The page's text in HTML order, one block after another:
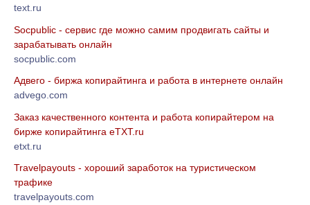
text.ru
Socpublic - сервис где можно самим продвигать сайты и
зарабатывать онлайн
socpublic.com
Адвего - биржа копирайтинга и работа в интернете онлайн
advego.com
Заказ качественного контента и работа копирайтером на
бирже копирайтинга eTXT.ru
etxt.ru
Travelpayouts - хороший заработок на туристическом
трафике
travelpayouts.com